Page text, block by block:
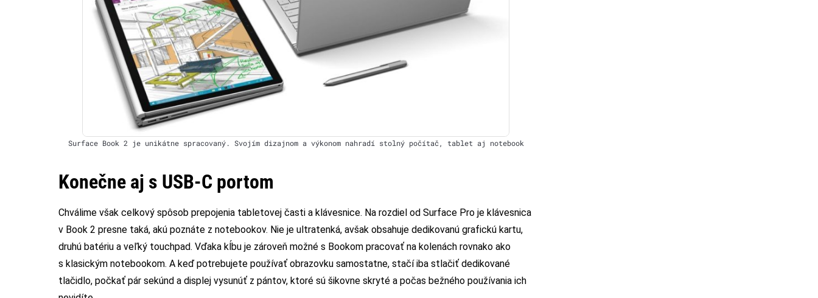
Surface Book 2 je unikátne spracovaný. Svojím dizajnom a výkonom nahradí stolný počítač, tablet aj notebook
Konečne aj s USB-C portom
Chválime však celkový spôsob prepojenia tabletovej časti a klávesnice. Na rozdiel od Surface Pro je klávesnica
v Book 2 presne taká, akú poznáte z notebookov. Nie je ultratenká, avšak obsahuje dedikovanú grafickú kartu,
druhú batériu a veľký touchpad. Vďaka kĺbu je zároveň možné s Bookom pracovať na kolenách rovnako ako
s klasickým notebookom. A keď potrebujete používať obrazovku samostatne, stačí iba stlačiť dedikované
tlačidlo, počkať pár sekúnd a displej vysunúť z pántov, ktoré sú šikovne skryté a počas bežného používania ich